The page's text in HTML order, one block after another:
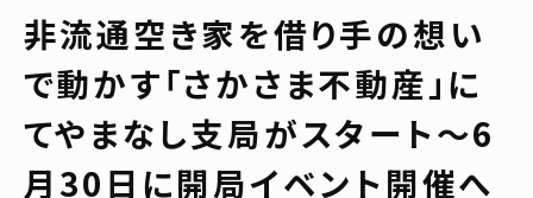
非流通空き家を借り手の想い
で動かす「さかさま不動産」に
てやまなし支局がスタート～6
月30日に開局イベント開催へ